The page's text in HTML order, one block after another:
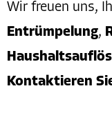
Wir freuen uns,
Entrümpelung,
Kontaktieren